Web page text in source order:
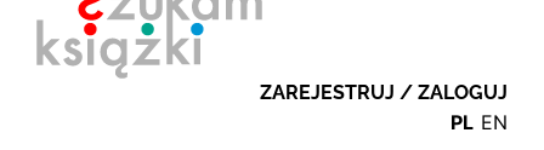
ZAREJESTRUJ / ZALOGUJ
PL EN